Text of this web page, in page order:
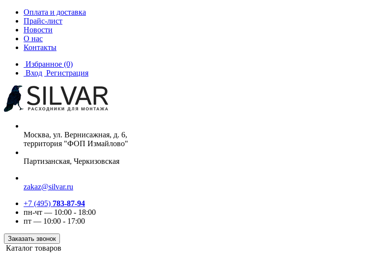
Оплата и доставка
Прайс-лист
Новости
О нас
Контакты
Избранное (0)
Вход Регистрация
Москва, ул. Вернисажная, д. 6,
территория "ФОП Измайлово"
Партизанская, Черкизовская
zakaz@silvar.ru
+7 (495) 783-87-94
пн-чт — 10:00 - 18:00
пт — 10:00 - 17:00
Заказать звонок
Каталог товаров